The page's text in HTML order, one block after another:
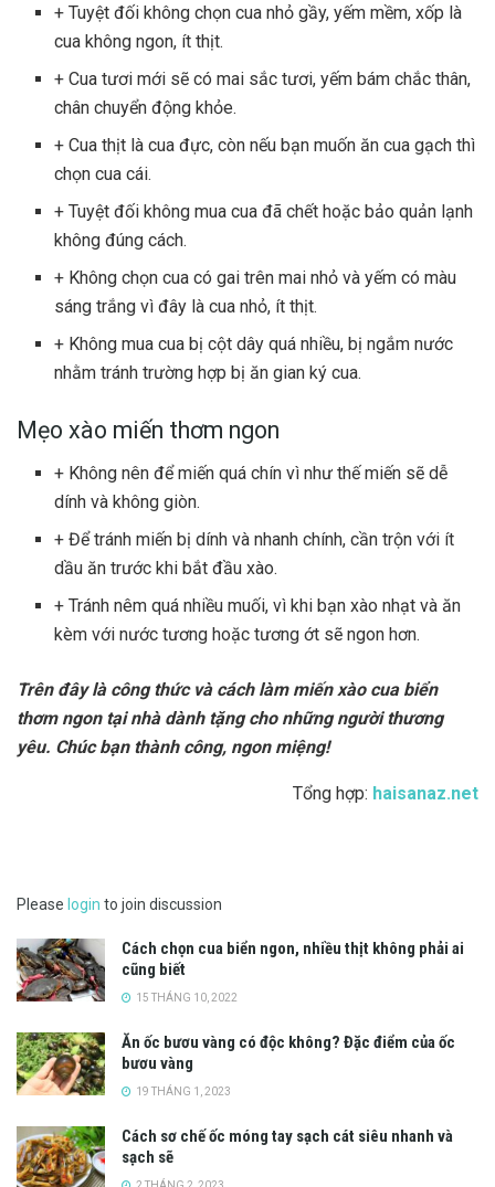
+ Tuyệt đối không chọn cua nhỏ gầy, yếm mềm, xốp là
cua không ngon, ít thịt.
+ Cua tươi mới sẽ có mai sắc tươi, yếm bám chắc thân,
chân chuyển động khỏe.
+ Cua thịt là cua đực, còn nếu bạn muốn ăn cua gạch thì
chọn cua cái.
+ Tuyệt đối không mua cua đã chết hoặc bảo quản lạnh
không đúng cách.
+ Không chọn cua có gai trên mai nhỏ và yếm có màu
sáng trắng vì đây là cua nhỏ, ít thịt.
+ Không mua cua bị cột dây quá nhiều, bị ngắm nước
nhằm tránh trường hợp bị ăn gian ký cua.
Mẹo xào miến thơm ngon
+ Không nên để miến quá chín vì như thế miến sẽ dễ
dính và không giòn.
+ Để tránh miến bị dính và nhanh chính, cần trộn với ít
dầu ăn trước khi bắt đầu xào.
+ Tránh nêm quá nhiều muối, vì khi bạn xào nhạt và ăn
kèm với nước tương hoặc tương ớt sẽ ngon hơn.
Trên đây là công thức và cách làm miến xào cua biển
thơm ngon tại nhà dành tặng cho những người thương
yêu. Chúc bạn thành công, ngon miệng!
Tổng hợp: haisanaz.net
Please login to join discussion
Cách chọn cua biển ngon, nhiều thịt không phải ai
cũng biết
15 THÁNG 10, 2022
Ăn ốc bươu vàng có độc không? Đặc điểm của ốc
bươu vàng
19 THÁNG 1, 2023
Cách sơ chế ốc móng tay sạch cát siêu nhanh và
sạch sẽ